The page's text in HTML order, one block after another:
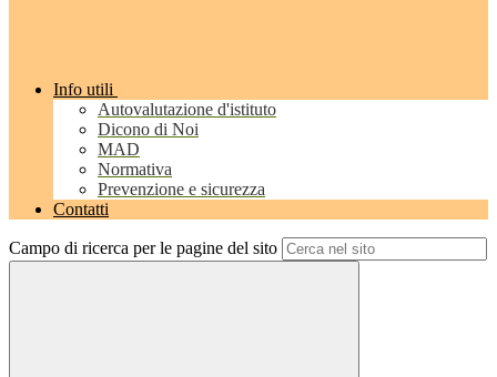
Info utili
Autovalutazione d'istituto
Dicono di Noi
MAD
Normativa
Prevenzione e sicurezza
Contatti
Campo di ricerca per le pagine del sito